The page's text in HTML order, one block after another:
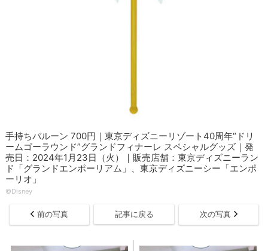
手持ちバルーン 700円｜東京ディズニーリゾート40周年“ドリ
ームゴーラウンド”グランドフィナーレ スペシャルグッズ｜発
売日：2024年1月23日（火）｜販売店舗：東京ディズニーラン
ド「グランドエンポーリアム」、東京ディズニーシー「エンポ
ーリオ」
©︎Disney
前の写真 記事に戻る 次の写真